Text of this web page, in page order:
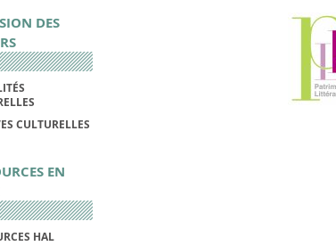
DES
CULTURELLES
EN
HAL